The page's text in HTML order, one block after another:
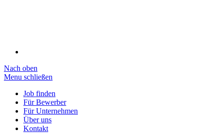
Nach oben
Menu schließen
Job finden
Für Bewerber
Für Unternehmen
Über uns
Kontakt